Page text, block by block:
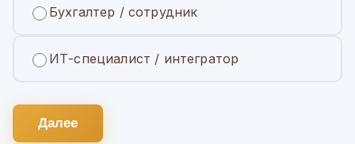
Бухгалтер / сотрудник
ИТ-специалист / интегратор
Далее